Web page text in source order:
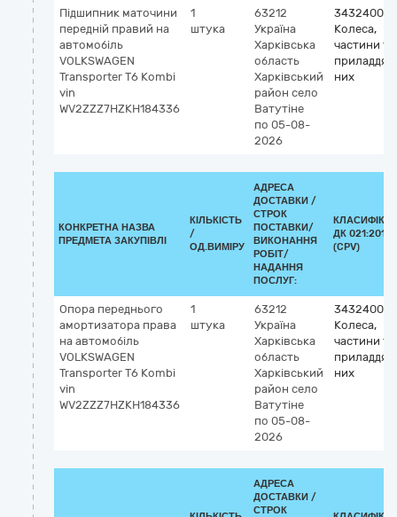
Підшипник маточини
передній правий на
автомобіль
VOLKSWAGEN
Transporter Т6 Kombi
vin
WV2ZZZ7HZKH184336
1
штука
63212
Україна
Харківська
область
Харківський
район село
Ватутіне
по 05-08-
2026
Колеса,
частини та
приладдя
них
КОНКРЕТНА НАЗВА
ПРЕДМЕТА ЗАКУПІВЛІ
КІЛЬКІСТЬ
/
ОД.ВИМІРУ
АДРЕСА
ДОСТАВКИ /
СТРОК
ПОСТАВКИ/
ВИКОНАННЯ
РОБІТ/
НАДАННЯ
ПОСЛУГ:
ДК 021:2015
(CPV)
Опора переднього
амортизатора права
на автомобіль
VOLKSWAGEN
Transporter Т6 Kombi
vin
WV2ZZZ7HZKH184336
1
штука
63212
Україна
Харківська
область
Харківський
район село
Ватутіне
по 05-08-
2026
Колеса,
частини та
приладдя
них
АДРЕСА
ДОСТАВКИ /
СТРОК